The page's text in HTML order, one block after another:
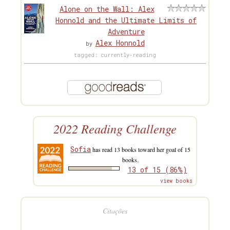
Alone on the Wall: Alex
Honnold and the Ultimate Limits of
Adventure
by Alex Honnold
tagged: currently-reading
2022 Reading Challenge
Sofia has read 13 books toward her goal of 15
books.
13 of 15 (86%)
view books
Citações